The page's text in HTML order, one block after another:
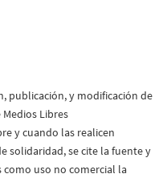
publicación, y modificación de
Libres
y cuando las realicen
solidaridad, se cite la fuente y
como uso no comercial la